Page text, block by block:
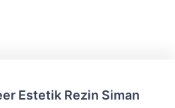
Estetik Rezin Siman